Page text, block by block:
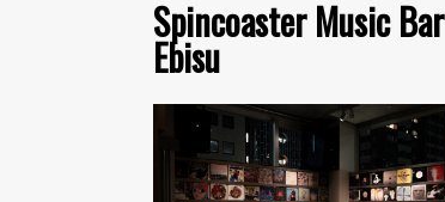
Spincoaster Music Bar
Ebisu